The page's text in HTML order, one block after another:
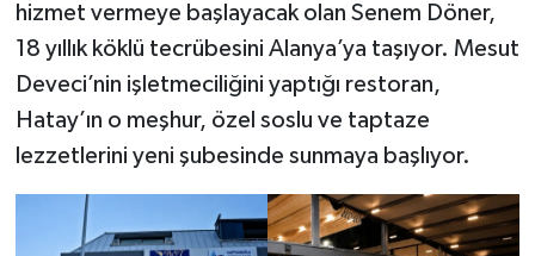
hizmet vermeye başlayacak olan Senem Döner,
18 yıllık köklü tecrübesini Alanya’ya taşıyor. Mesut
Deveci’nin işletmeciliğini yaptığı restoran,
Hatay’ın o meşhur, özel soslu ve taptaze
lezzetlerini yeni şubesinde sunmaya başlıyor.